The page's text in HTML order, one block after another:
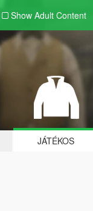
Show Adult Content
JÁTÉKOS